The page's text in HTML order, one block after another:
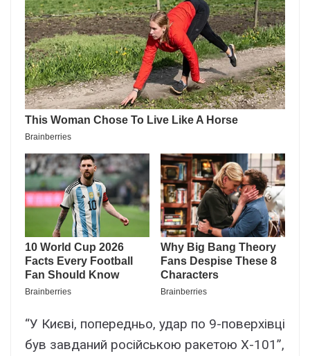
“У Києві, попередньо, удар по 9-поверхівці
був завданий російською ракетою Х-101”,